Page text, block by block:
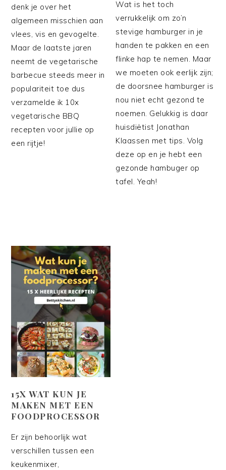
denk je over het
algemeen misschien aan
vlees, vis en gevogelte.
Maar de laatste jaren
neemt de vegetarische
barbecue steeds meer in
populariteit toe dus
verzamelde ik 10x
vegetarische BBQ
recepten voor jullie op
een rijtje!
Wat is het toch
verrukkelijk om zo’n
stevige hamburger in je
handen te pakken en een
flinke hap te nemen. Maar
we moeten ook eerlijk zijn;
de doorsnee hamburger is
nou niet echt gezond te
noemen. Gelukkig is daar
huisdiëtist Jonathan
Klaassen met tips. Volg
deze op en je hebt een
gezonde hambuger op
tafel. Yeah!
15X WAT KUN JE
MAKEN MET EEN
FOODPROCESSOR
Er zijn behoorlijk wat
verschillen tussen een
keukenmixer,